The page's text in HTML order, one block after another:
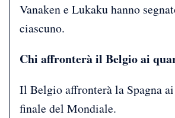
Vanaken e Lukaku hanno
ciascuno.
Chi affronterà il Belgio ai
Il Belgio affronterà la Spagna
finale del Mondiale.